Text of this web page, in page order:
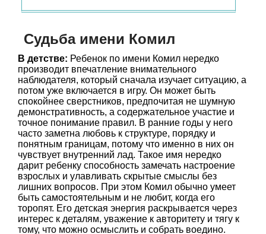
Судьба имени Комил
В детстве: Ребенок по имени Комил нередко
производит впечатление внимательного
наблюдателя, который сначала изучает ситуацию, а
потом уже включается в игру. Он может быть
спокойнее сверстников, предпочитая не шумную
демонстративность, а содержательное участие и
точное понимание правил. В ранние годы у него
часто заметна любовь к структуре, порядку и
понятным границам, потому что именно в них он
чувствует внутренний лад. Такое имя нередко
дарит ребенку способность замечать настроение
взрослых и улавливать скрытые смыслы без
лишних вопросов. При этом Комил обычно умеет
быть самостоятельным и не любит, когда его
торопят. Его детская энергия раскрывается через
интерес к деталям, уважение к авторитету и тягу к
тому, что можно осмыслить и собрать воедино.